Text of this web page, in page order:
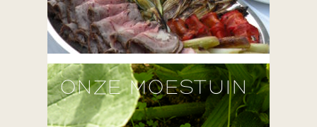
ONZE MOESTUIN